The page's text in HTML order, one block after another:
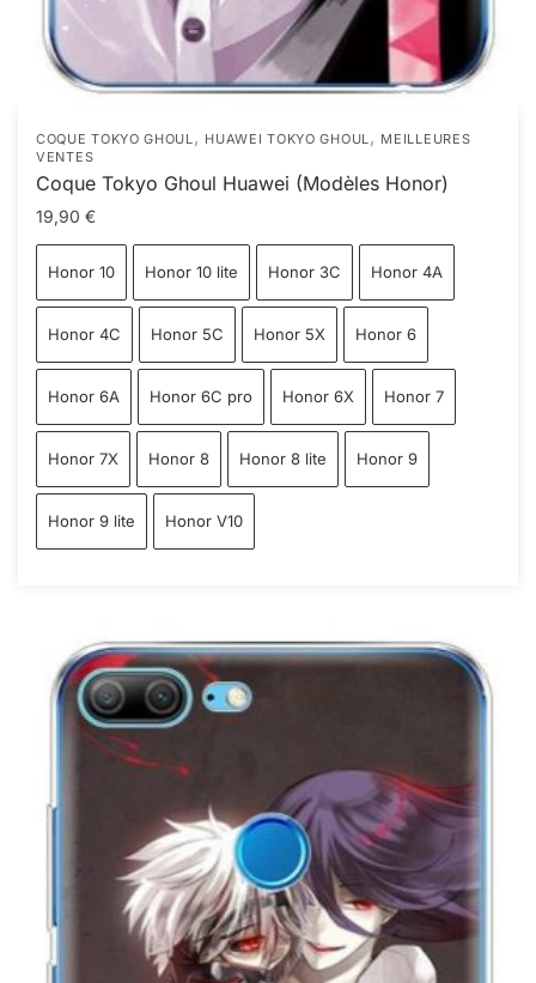
COQUE TOKYO GHOUL, HUAWEI TOKYO GHOUL, MEILLEURES
VENTES
Coque Tokyo Ghoul Huawei (Modèles Honor)
19,90 €
Honor 10 Honor 10 lite Honor 3C Honor 4A
Honor 4C Honor 5C Honor 5X Honor 6
Honor 6A Honor 6C pro Honor 6X Honor 7
Honor 7X Honor 8 Honor 8 lite Honor 9
Honor 9 lite Honor V10